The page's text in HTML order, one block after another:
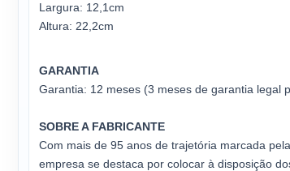
Largura: 12,1cm
Altura: 22,2cm
GARANTIA
Garantia: 12 meses (3 meses de garantia legal
SOBRE A FABRICANTE
Com mais de 95 anos de trajetória marcada
empresa se destaca por colocar à disposição